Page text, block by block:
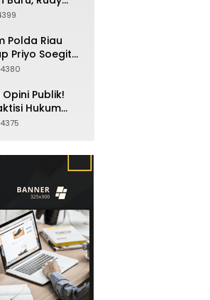
Resmi
Polda Riau
Priyo Soegito
4380
Publik!
Hukum
4375